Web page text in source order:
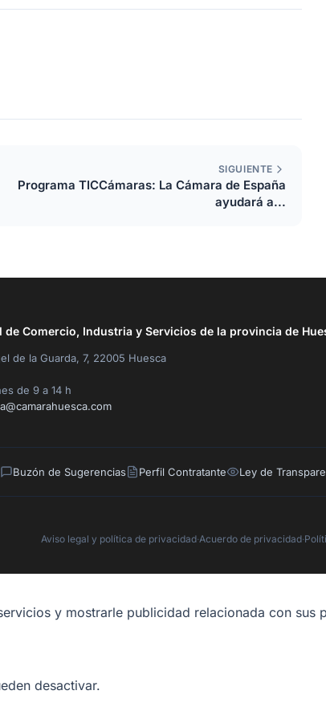
SIGUIENTE
Programa TICCámaras: La Cámara de España
ayudará a...
de Comercio, Industria y Servicios de la provincia de
de la Guarda, 7, 22005 Huesca
de 9 a 14 h
Buzón de Sugerencias Perfil Contratante Ley de
Aviso legal y política de privacidad·Acuerdo de privacidad·
y mostrarle publicidad relacionada con sus
desactivar.